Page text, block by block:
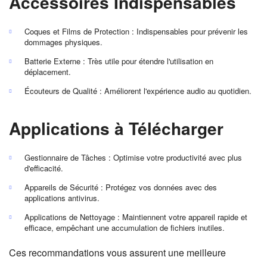
Coques et Films de Protection : Indispensables pour prévenir les
dommages physiques.
Batterie Externe : Très utile pour étendre l'utilisation en
déplacement.
Écouteurs de Qualité : Améliorent l'expérience audio au quotidien.
Applications à Télécharger
Gestionnaire de Tâches : Optimise votre productivité avec plus
d'efficacité.
Appareils de Sécurité : Protégez vos données avec des
applications antivirus.
Applications de Nettoyage : Maintiennent votre appareil rapide et
efficace, empêchant une accumulation de fichiers inutiles.
Ces recommandations vous assurent une meilleure